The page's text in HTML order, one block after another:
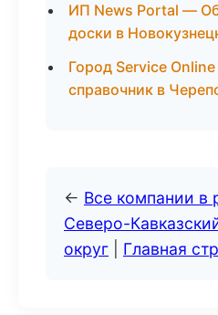
ИП News Portal —
доски в
Город Service
справочник в
← Все компании в
Северо-
округ
Главная